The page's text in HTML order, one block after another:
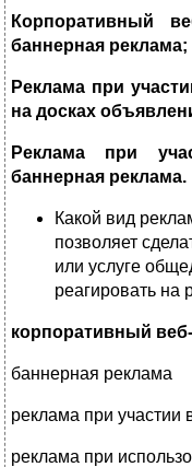
Корпоративный
баннерная реклама;
Реклама при
на досках
Реклама при
баннерная реклама.
Какой вид
позволяет
или услуге
реагировать на
корпоративный
баннерная реклама
реклама при участии
реклама при